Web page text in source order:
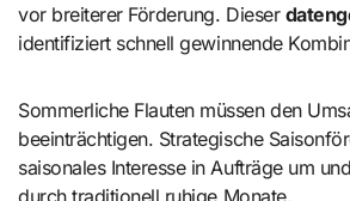
vor breiterer Förderung. Dieser
identifiziert schnell gewinnende
Sommerliche Flauten müssen den
beeinträchtigen. Strategische
saisonales Interesse in Aufträge um